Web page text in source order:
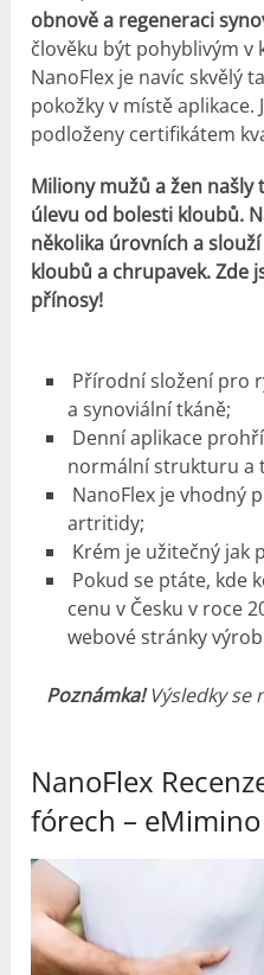
obnově a regeneraci
člověku být pohyblivým v
NanoFlex je navíc skvělý
pokožky v místě aplikace.
podloženy certifikátem
Miliony mužů a žen
úlevu od bolesti kloubů.
několika úrovních a
kloubů a chrupavek. Zde
přínosy!
Přírodní složení pro
a synoviální tkáně;
Denní aplikace
normální strukturu a
NanoFlex je vhodný
artritidy;
Krém je užitečný jak
Pokud se ptáte, kde
cenu v Česku v roce
webové stránky
Poznámka!Výsledky
NanoFlex
fórech – eMimino